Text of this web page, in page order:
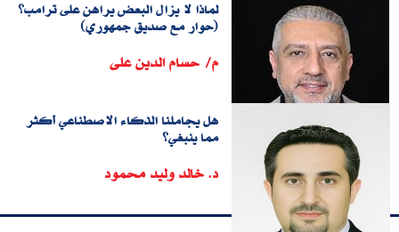
لماذا لا يزال البعض يراهن على ترامب؟
(حوار مع صديق جمهوري)
م/ حسام الدين على
هل يجاملنا الذكاء الاصطناعي أكثر
مما ينبغي؟
د. خالد وليد محمود